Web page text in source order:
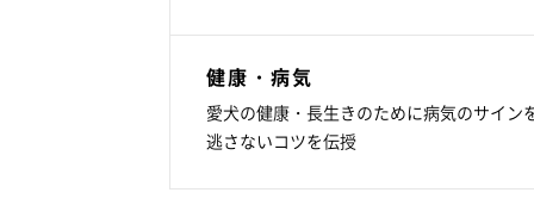
健康・病気
愛犬の健康・長生きのために病気のサイン
逃さないコツを伝授